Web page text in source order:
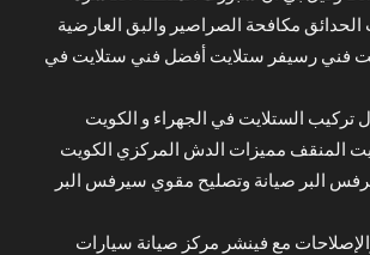
مكافحة الصراصير والبق العارضية
فني رسيفر ستلايت أفضل فني ستلايت في
تركيب الستلايت في الجهراء و الكويت
المنقف مميزات الدش المركزي الكويت
البر صيانة وتصليح مقوي سيرفس البر
مع فينشر مركز صيانة سيارات